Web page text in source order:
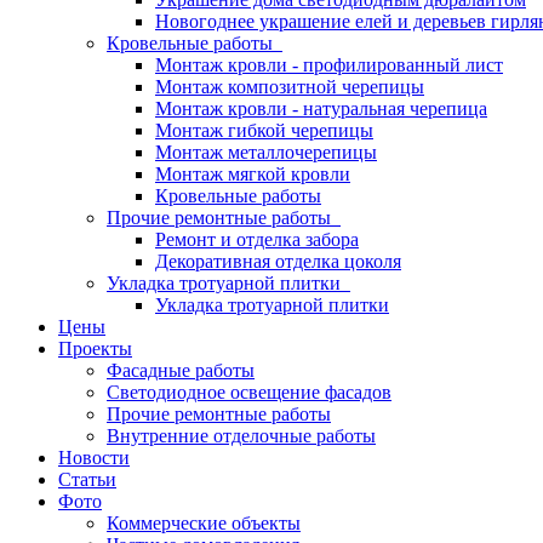
Новогоднее украшение елей и деревьев
Кровельные работы
Монтаж кровли - профилированный лист
Монтаж композитной черепицы
Монтаж кровли - натуральная черепица
Монтаж гибкой черепицы
Монтаж металлочерепицы
Монтаж мягкой кровли
Кровельные работы
Прочие ремонтные работы
Ремонт и отделка забора
Декоративная отделка цоколя
Укладка тротуарной плитки
Укладка тротуарной плитки
Цены
Проекты
Фасадные работы
Светодиодное освещение фасадов
Прочие ремонтные работы
Внутренние отделочные работы
Новости
Статьи
Фото
Коммерческие объекты